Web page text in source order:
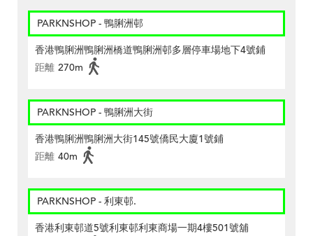
PARKNSHOP - 鴨脷洲邨
香港鴨脷洲鴨脷洲橋道鴨脷洲邨多層停車場地下4號鋪
距離 270m
PARKNSHOP - 鴨脷洲大街
香港鴨脷洲鴨脷洲大街145號僑民大廈1號鋪
距離 40m
PARKNSHOP - 利東邨.
香港利東邨道5號利東邨利東商場一期4樓501號舖